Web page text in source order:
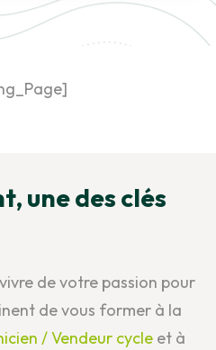
une des clés
de votre passion pour
de vous former à la
/ Vendeur cycle et à